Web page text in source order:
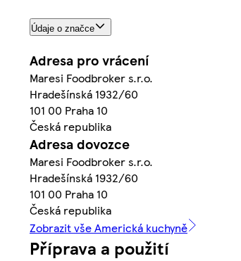
Údaje o značce
Adresa pro vrácení
Maresi Foodbroker s.r.o.
Hradešínská 1932/60
101 00 Praha 10
Česká republika
Adresa dovozce
Maresi Foodbroker s.r.o.
Hradešínská 1932/60
101 00 Praha 10
Česká republika
Zobrazit vše Americká kuchyně
Příprava a použití